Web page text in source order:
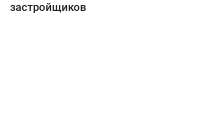
застройщиков